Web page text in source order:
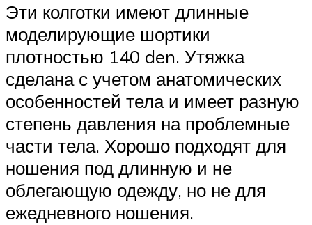
Эти колготки имеют длинные
моделирующие шортики
плотностью 140 den. Утяжка
сделана с учетом анатомических
особенностей тела и имеет разную
степень давления на проблемные
части тела. Хорошо подходят для
ношения под длинную и не
облегающую одежду, но не для
ежедневного ношения.